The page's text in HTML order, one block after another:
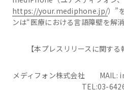
https://your.mediphone.jp/）”
ンは“医療における言語障壁を解消
【本プレスリリースに関す
メディフォン株式会社 MAIL:
TEL:03-